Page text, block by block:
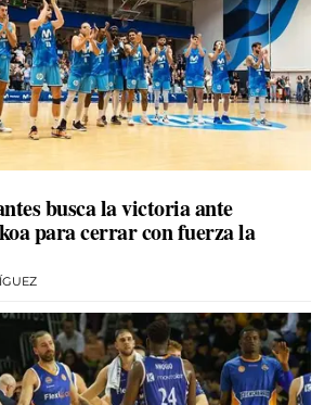
busca la victoria ante
para cerrar con fuerza la